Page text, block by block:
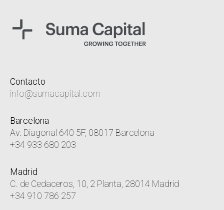
Contacto
info@sumacapital.com
Barcelona
Av. Diagonal 640 5F, 08017 Barcelona
+34 933 680 203
Madrid
C. de Cedaceros, 10, 2 Planta, 28014 Madrid
+34 910 786 257